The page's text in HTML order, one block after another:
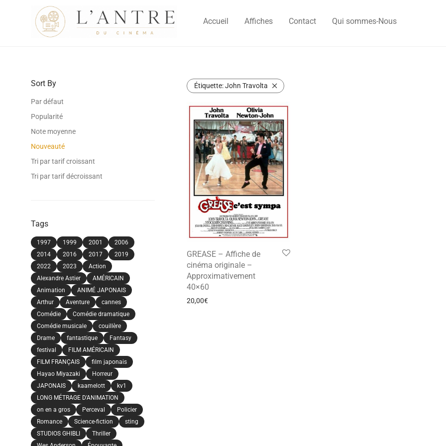
Accueil Affiches Contact Qui sommes-Nous
Sort By
Par défaut
Popularité
Note moyenne
Nouveauté
Tri par tarif croissant
Tri par tarif décroissant
Tags
1997 1999 2001
2006
2014
2016 2017
2019
2022
2023
Action
Alexandre Astier
AMÉRICAIN
Animation
ANIMÉ JAPONAIS
Arthur
Aventure
cannes
Comédie
Comédie dramatique
Comédie musicale
couillère
Drame
fantastique
Fantasy
festival
FILM AMÉRICAIN
FILM FRANÇAIS
film japonais
Hayao Miyazaki
Horreur
JAPONAIS
kaamelott
kv1
LONG MÉTRAGE D'ANIMATION
on en a gros
Perceval
Policier
Romance
Science-fiction
sting
STUDIOS GHIBLI
Thriller
Étiquette:John Travolta
GREASE – Affiche de
cinéma originale –
Approximativement
40×60
20,00€